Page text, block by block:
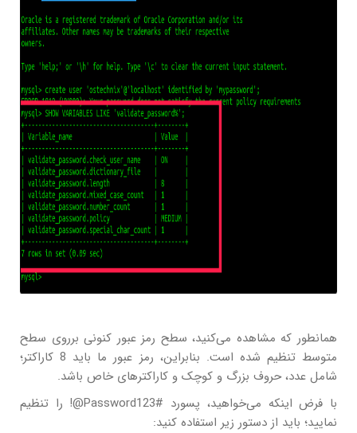
همانطور که مشاهده می‌کنید، سطح رمز عبور کنونی برروی سطح
متوسط تنظیم شده است. بنابراین، رمز عبور ما باید 8 کاراکتر؛
شامل عدد، حروف بزرگ و کوچک و کاراکترهای خاص باشد.
با فرض اینکه می‌خواهید، پسورد Password123#@! را تنظیم
نمایید؛ باید از دستور زیر استفاده کنید: